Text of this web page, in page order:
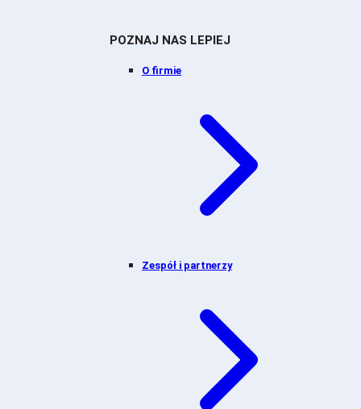
POZNAJ NAS LEPIEJ
O firmie
Zespół i partnerzy